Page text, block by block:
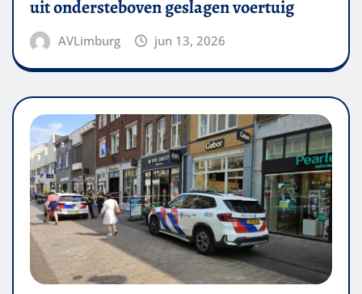
uit ondersteboven geslagen voertuig
AVLimburg jun 13, 2026